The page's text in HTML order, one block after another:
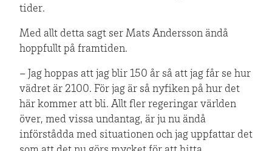
tider.
Med allt detta sagt ser Mats Andersson ändå
hoppfullt på framtiden.
– Jag hoppas att jag blir 150 år så att jag får se hur
vädret är 2100. För jag är så nyfiken på hur det
här kommer att bli. Allt fler regeringar världen
över, med vissa undantag, är ju nu ändå
införstådda med situationen och jag uppfattar det